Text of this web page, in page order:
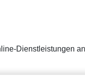
Dienstleistungen